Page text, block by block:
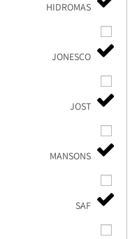
HIDROMAS
JONESCO
JOST
MANSONS
SAF